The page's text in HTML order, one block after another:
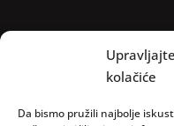
kolačiće
Da bismo pružili najbolje
Jadranko